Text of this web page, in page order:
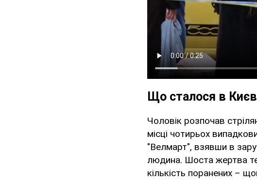
Що сталося в
Чоловік розпочав
місці чотирьох
"Велмарт", взявши в
людина. Шоста жертва
кількість поранених –